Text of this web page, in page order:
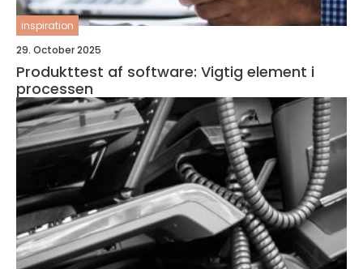
inspiration
29. October 2025
Produkttest af software: Vigtig element i
processen